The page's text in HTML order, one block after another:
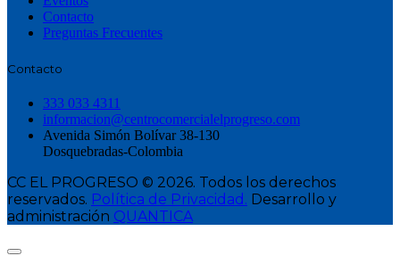
Contacto
Preguntas Frecuentes
Contacto
333 033 4311
informacion@centrocomercialelprogreso.com
Avenida Simón Bolívar 38-130
Dosquebradas-Colombia
CC EL PROGRESO © 2026. Todos los derechos
reservados. Política de Privacidad. Desarrollo y
administración QUANTICA